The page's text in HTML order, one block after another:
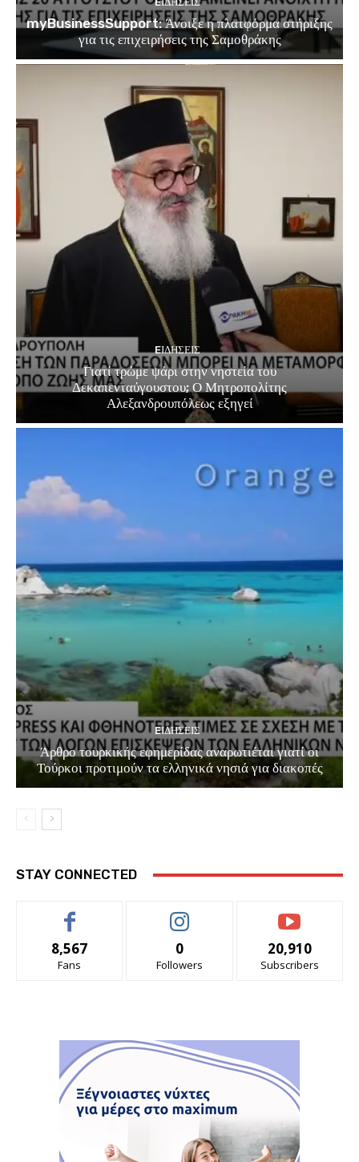
myBusinessSupport: Άνοιξε η πλατφόρμα στήριξης
για τις επιχειρήσεις της Σαμοθράκης
EΙΔΗΣΕΙΣ
Γιατί τρώμε ψάρι στην νηστεία του
Δεκαπενταύγουστου; Ο Μητροπολίτης
Αλεξανδρουπόλεως εξηγεί
EΙΔΗΣΕΙΣ
Άρθρο τουρκικής εφημερίδας αναρωτιέται γιατί οι
Τούρκοι προτιμούν τα ελληνικά νησιά για διακοπές
STAY CONNECTED
8,567
Fans
0
Followers
20,910
Subscribers